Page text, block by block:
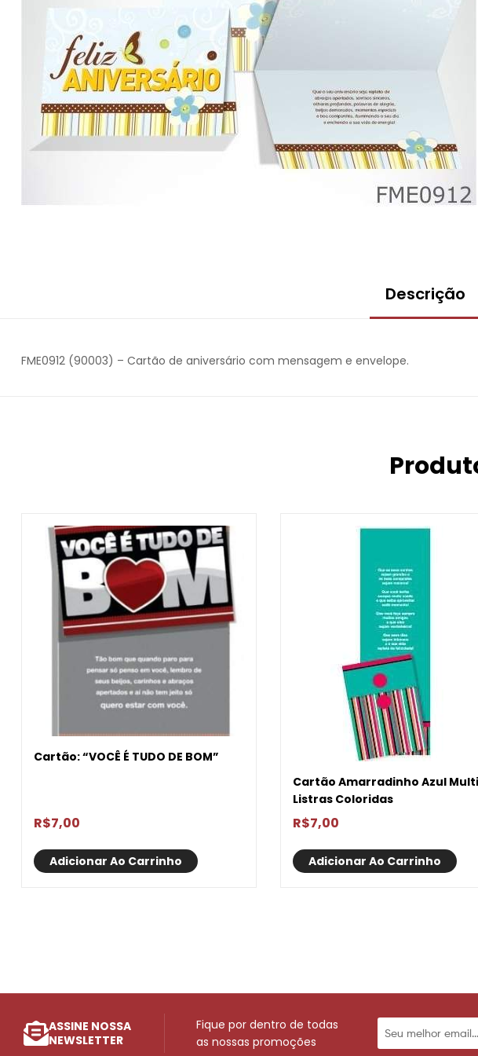
Descrição
FME0912 (90003) – Cartão de aniversário com mensagem e envelope.
Cartão: “VOCÊ É TUDO DE BOM”
R$7,00
Adicionar Ao Carrinho
Cartão Amarradinho Azul Multi
Listras Coloridas
R$7,00
Adicionar Ao Carrinho
ASSINE NOSSA
NEWSLETTER
Fique por dentro de todas
as nossas promoções